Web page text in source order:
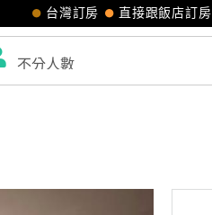
直接跟飯店訂房
台灣訂房